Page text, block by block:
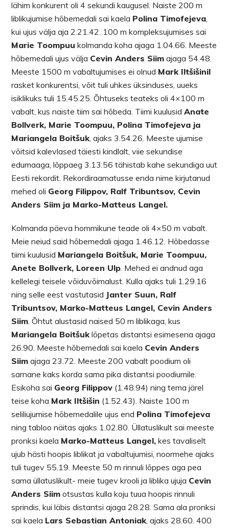
lähim konkurent oli 4 sekundi kaugusel. Naiste 200 m
liblikujumise hõbemedali sai kaela Polina Timofejeva,
kui ujus välja aja 2.21.42. 100 m kompleksujumises sai
Marie Toompuu kolmanda koha ajaga 1.04.66. Meeste
hõbemedali ujus välja Cevin Anders Siim ajaga 54.48.
Meeste 1500 m vabaltujumises ei olnud Mark Iltšišinil
rasket konkurentsi, võit tuli uhkes üksinduses, uueks
isiklikuks tuli 15.45.25. Õhtuseks teateks oli 4×100 m
vabalt, kus naiste tiim sai hõbeda. Tiimi kuulusidAnate
Bollverk, Marie Toompuu, Polina Timofejeva ja
Mariangela Boitšuk, ajaks 3.54.26. Meeste ujumise
võitsid kalevlased täiesti kindlalt, viie sekundise
edumaaga, lõppaeg 3.13.56 tähistab kahe sekundiga uut
Eesti rekordit. Rekordiraamatusse enda nime kirjutanud
mehed oli Georg Filippov, Ralf Tribuntsov, Cevin
Anders Siim ja Marko-Matteus Langel.
Kolmanda päeva hommikune teade oli 4×50 m vabalt.
Meie neiud said hõbemedali ajaga 1.46.12. Hõbedasse
tiimi kuulusid Mariangela Boitšuk, Marie Toompuu,
Anete Bollverk, Loreen Ulp. Mehed ei andnud aga
kellelegi teisele võiduvõimalust. Kulla ajaks tuli 1.29.16
ning selle eest vastutasid Janter Suun, Ralf
Tribuntsov, Marko-Matteus Langel, Cevin Anders
Siim. Õhtut alustasid naised 50 m liblikaga, kus
Mariangela Boitšuklõpetas distantsi esimesena ajaga
26.90. Meeste hõbemedali sai kaela Cevin Anders
Siim ajaga 23.72. Meeste 200 vabalt poodium oli
sarnane kaks korda sama pika distantsi poodiumile.
Esikoha sai Georg Filippov (1.48.94) ning tema järel
teise koha Mark Iltšišin (1.52.43). Naiste 100 m
seliliujumise hõbemedalile ujus end Polina Timofejeva
ning tabloo näitas ajaks 1.02.80. Üllatuslikult sai meeste
pronksi kaela Marko-Matteus Langel, kes tavaliselt
ujub hästi hoopis liblikat ja vabaltujumisi, noormehe ajaks
tuli tugev 55.19. Meeste 50 m rinnuli lõppes aga pea
sama üllatuslikult- meie tugev krooli ja liblika ujuja Cevin
Anders Siim otsustas kulla koju tuua hoopis rinnuli
sprindis, kui läbis distantsi ajaga 28.28. Sama ala pronksi
sai kaela Lars Sebastian Antoniak, ajaks 28.60. 400